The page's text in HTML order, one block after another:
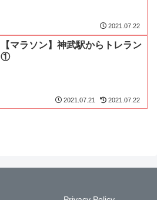
2021.07.22
【マラソン】神武駅からトレラン
①
2021.07.21 2021.07.22